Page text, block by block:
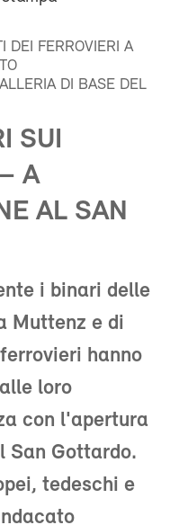
DEI FERROVIERI A
DI BASE DEL
SUI
A
AL SAN
i binari delle
Muttenz e di
hanno
loro
con l'apertura
San Gottardo.
tedeschi e